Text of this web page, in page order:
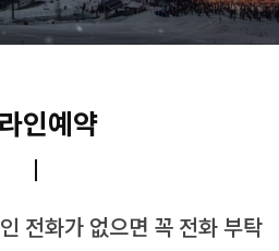
인예약
전화가 없으면 꼭 전화 부탁